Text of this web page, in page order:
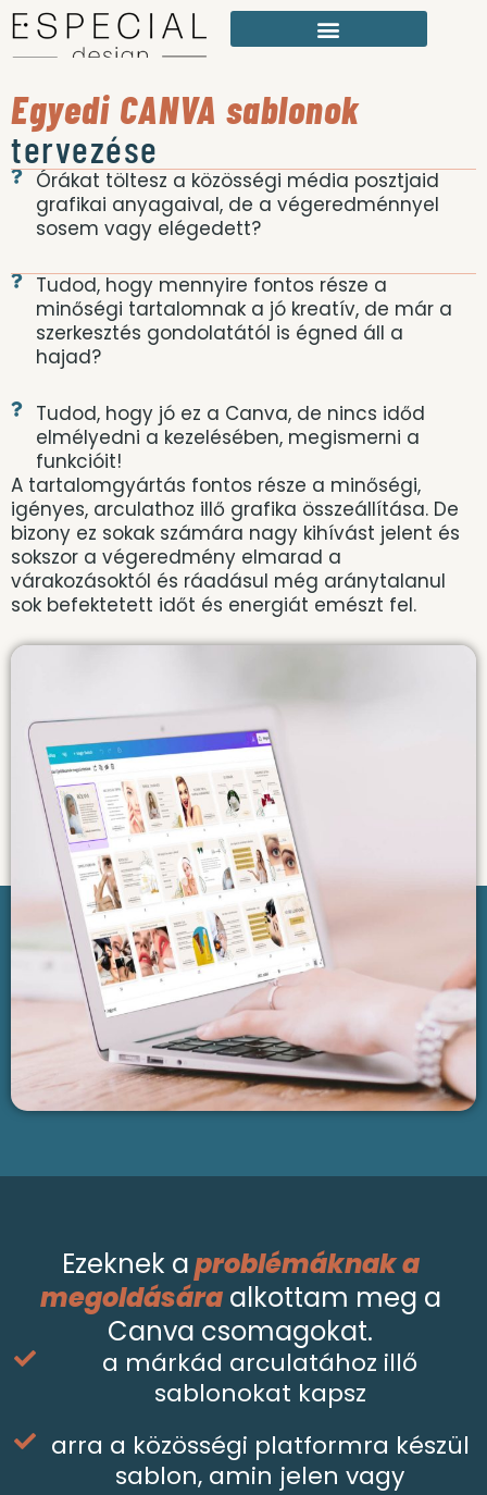
Egyedi CANVA sablonok
tervezése
Órákat töltesz a közösségi média posztjaid
grafikai anyagaival, de a végeredménnyel
sosem vagy elégedett?
Tudod, hogy mennyire fontos része a
minőségi tartalomnak a jó kreatív, de már a
szerkesztés gondolatától is égned áll a
hajad?
Tudod, hogy jó ez a Canva, de nincs időd
elmélyedni a kezelésében, megismerni a
funkcióit!
A tartalomgyártás fontos része a minőségi,
igényes, arculathoz illő grafika összeállítása. De
bizony ez sokak számára nagy kihívást jelent és
sokszor a végeredmény elmarad a
várakozásoktól és ráadásul még aránytalanul
sok befektetett időt és energiát emészt fel.
Ezeknek a problémáknak a
megoldására alkottam meg a
Canva csomagokat.
a márkád arculatához illő
sablonokat kapsz
arra a közösségi platformra készül
sablon, amin jelen vagy